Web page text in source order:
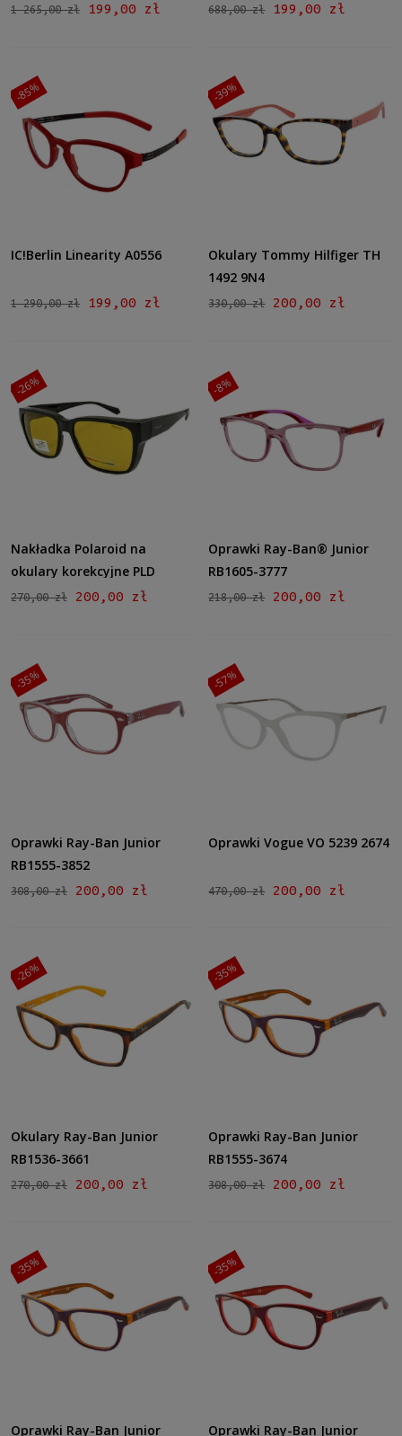
1 265,00 zł 199,00 zł 688,00 zł 199,00 zł
IC!Berlin Linearity A0556
1 290,00 zł 199,00 zł
-85%
Okulary Tommy Hilfiger TH
1492 9N4
330,00 zł 200,00 zł
-39%
Nakładka Polaroid na
okulary korekcyjne PLD
9018/s 807 mu
270,00 zł 200,00 zł
-26%
Oprawki Ray-Ban® Junior
RB1605-3777
218,00 zł 200,00 zł
-8%
Oprawki Ray-Ban Junior
RB1555-3852
308,00 zł 200,00 zł
-35%
Oprawki Vogue VO 5239 2674
470,00 zł 200,00 zł
-57%
Okulary Ray-Ban Junior
RB1536-3661
270,00 zł 200,00 zł
-26%
Oprawki Ray-Ban Junior
RB1555-3674
308,00 zł 200,00 zł
-35%
Oprawki Ray-Ban Junior
-35%
Oprawki Ray-Ban Junior
-35%